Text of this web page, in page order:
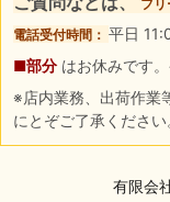
フ
電話受付時間： 平日
■部分 はお休みです
※店内業務、出荷作業
にとぞご了承ください
有限会